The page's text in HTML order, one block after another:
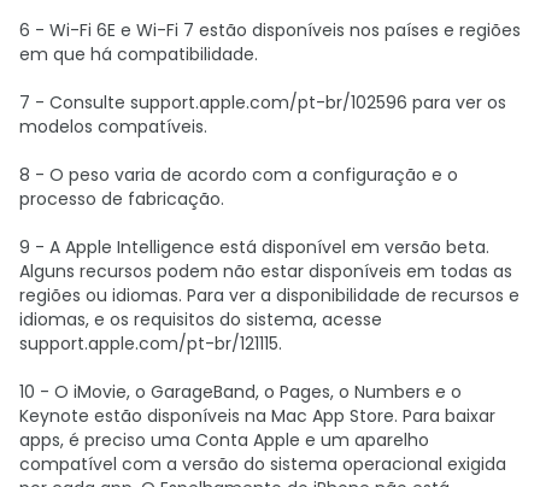
6 - Wi-Fi 6E e Wi-Fi 7 estão disponíveis nos países e regiões
em que há compatibilidade.
7 - Consulte support.apple.com/pt-br/102596 para ver os
modelos compatíveis.
8 - O peso varia de acordo com a configuração e o
processo de fabricação.
9 - A Apple Intelligence está disponível em versão beta.
Alguns recursos podem não estar disponíveis em todas as
regiões ou idiomas. Para ver a disponibilidade de recursos e
idiomas, e os requisitos do sistema, acesse
support.apple.com/pt-br/121115.
10 - O iMovie, o GarageBand, o Pages, o Numbers e o
Keynote estão disponíveis na Mac App Store. Para baixar
apps, é preciso uma Conta Apple e um aparelho
compatível com a versão do sistema operacional exigida